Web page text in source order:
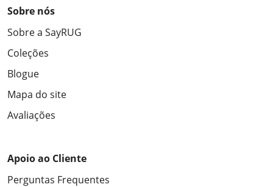
Sobre nós
Sobre a SayRUG
Coleções
Blogue
Mapa do site
Avaliações
Apoio ao Cliente
Perguntas Frequentes